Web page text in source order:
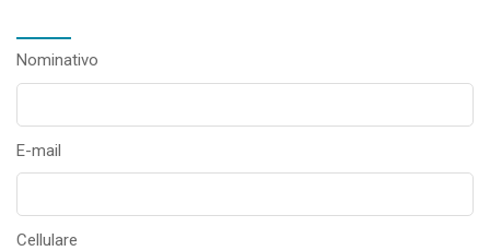
Nominativo
E-mail
Cellulare